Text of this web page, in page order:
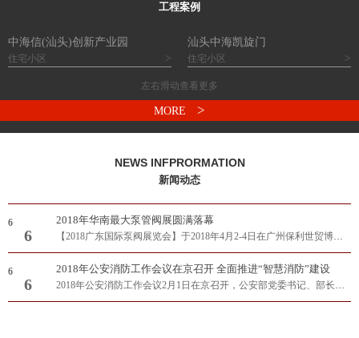
工程案例
中海信(汕头)创新产业园
住宅小区 >
汕头中海凯旋门
住宅小区 >
左右滑动查看更多
MORE >
NEWS INFPRORMATION
新闻动态
6
6
2018年华南最大泵管阀展圆满落幕
【2018广东国际泵阀展览会】于2018年4月2-4日在广州保利世贸博览馆隆重举办！展会总规模达40,000平方米，800多家国内外参展企业，超35,000专业观..
6
6
2018年公安消防工作会议在京召开 全面推进“智慧消防”建设
2018年公安消防工作会议2月1日在京召开，公安部党委书记、部长赵克志出席并讲话。他强调，各级公安机关和消防部队要坚持以习近平新时代中国特色社..